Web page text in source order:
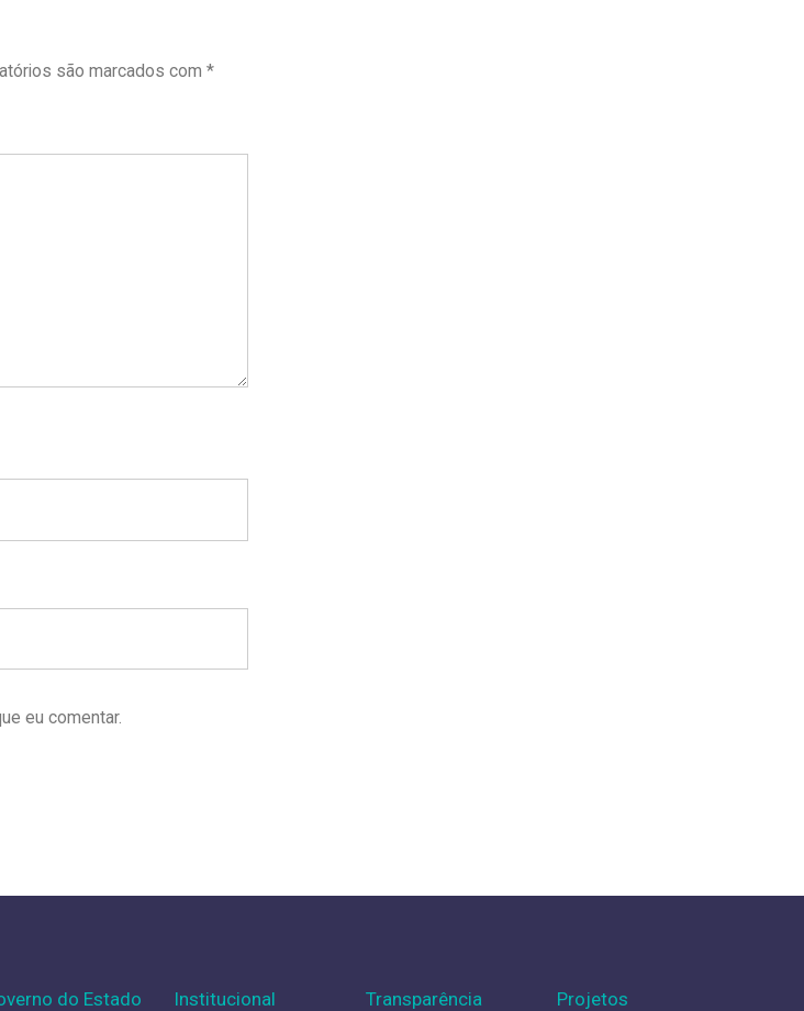
são marcados com*
eu comentar.
Institucional Projetos
Transparência
do Estado